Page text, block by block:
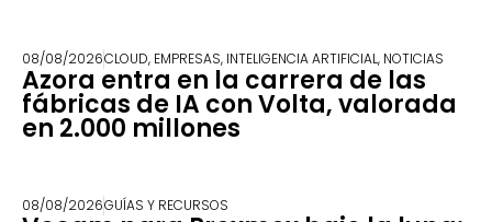
08/08/2026CLOUD, EMPRESAS, INTELIGENCIA ARTIFICIAL, NOTICIAS
Azora entra en la carrera de las
fábricas de IA con Volta, valorada
en 2.000 millones
08/08/2026GUÍAS Y RECURSOS